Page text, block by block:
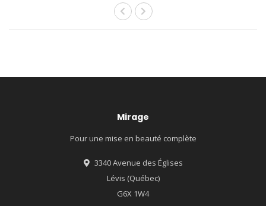
Mirage
Pour une mise en beauté complète
3340 Avenue des Églises
Lévis (Québec)
G6X 1W4